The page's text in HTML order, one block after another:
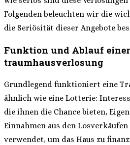
Folgenden beleuchten wir die
die Seriösität dieser Angebote
Funktion und Ablauf einer
traumhausverlosung
Grundlegend funktioniert eine
ähnlich wie eine Lotterie:
die ihnen die Chance bieten,
Einnahmen aus den
verwendet, um das Haus zu